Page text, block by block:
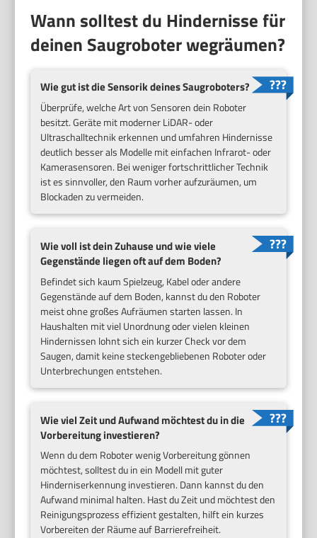
Wann solltest du Hindernisse für
deinen Saugroboter wegräumen?
Wie gut ist die Sensorik deines Saugroboters?
Überprüfe, welche Art von Sensoren dein Roboter
besitzt. Geräte mit moderner LiDAR- oder
Ultraschalltechnik erkennen und umfahren Hindernisse
deutlich besser als Modelle mit einfachen Infrarot- oder
Kamerasensoren. Bei weniger fortschrittlicher Technik
ist es sinnvoller, den Raum vorher aufzuräumen, um
Blockaden zu vermeiden.
Wie voll ist dein Zuhause und wie viele
Gegenstände liegen oft auf dem Boden?
Befindet sich kaum Spielzeug, Kabel oder andere
Gegenstände auf dem Boden, kannst du den Roboter
meist ohne großes Aufräumen starten lassen. In
Haushalten mit viel Unordnung oder vielen kleinen
Hindernissen lohnt sich ein kurzer Check vor dem
Saugen, damit keine steckengebliebenen Roboter oder
Unterbrechungen entstehen.
Wie viel Zeit und Aufwand möchtest du in die
Vorbereitung investieren?
Wenn du dem Roboter wenig Vorbereitung gönnen
möchtest, solltest du in ein Modell mit guter
Hinderniserkennung investieren. Dann kannst du den
Aufwand minimal halten. Hast du Zeit und möchtest den
Reinigungsprozess effizient gestalten, hilft ein kurzes
Vorbereiten der Räume auf Barrierefreiheit.